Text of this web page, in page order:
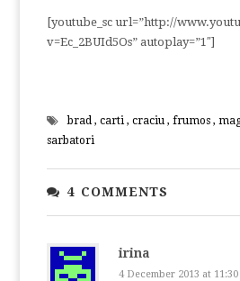
[youtube_sc url=”http://
v=Ec_2BUId5Os” autoplay=”1″]
brad ,carti,craciu ,frumos ,
sarbatori
4 COMMENTS
irina
4 December 2013 at 11:30